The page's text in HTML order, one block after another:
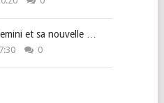
et sa nouvelle …
0